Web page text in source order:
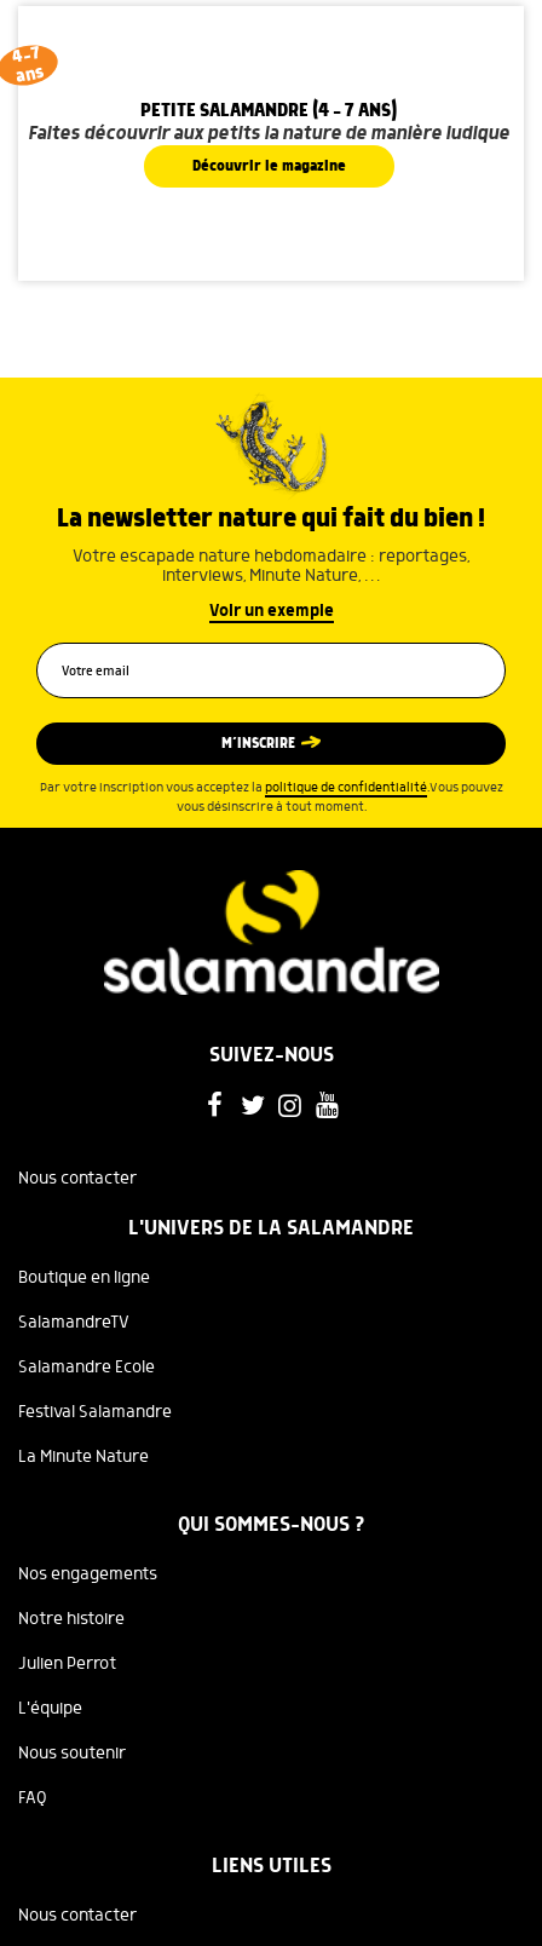
4-7
ans
PETITE SALAMANDRE (4 - 7 ANS)
Faites découvrir aux petits la nature de manière ludique
Découvrir le magazine
La newsletter nature qui fait du bien !
Votre escapade nature hebdomadaire : reportages,
interviews, Minute Nature, …
Voir un exemple
M’INSCRIRE
Par votre inscription vous acceptez la politique de confidentialité.Vous pouvez
vous désinscrire à tout moment.
SUIVEZ-NOUS
Nous contacter
L'UNIVERS DE LA SALAMANDRE
Boutique en ligne
SalamandreTV
Salamandre Ecole
Festival Salamandre
La Minute Nature
QUI SOMMES-NOUS ?
Nos engagements
Notre histoire
Julien Perrot
L'équipe
Nous soutenir
FAQ
LIENS UTILES
Nous contacter